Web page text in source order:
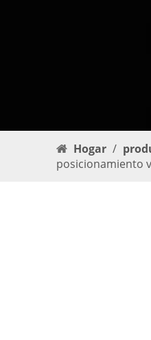
Hogar /
posicionamiento